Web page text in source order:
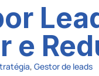
e
, Gestor de leads